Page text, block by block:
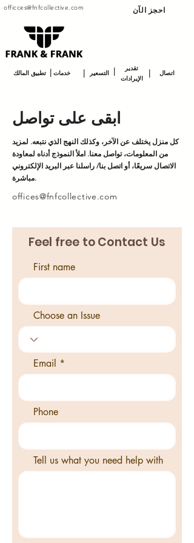
officces@fnfcollective.com
تطبيق المالك خدمات التسعير
احجز الآن
تقدير
الإيرادات
اتصال
ابقى على تواصل
كل منزل يختلف عن الآخر، وكذلك النهج الذي نتبعه. لمزيد
من المعلومات، تواصل معنا. املأ النموذج أدناه لمعاودة
الاتصال سريعًا، أو اتصل بنا/ راسلنا عبر البريد الإلكتروني
مباشرة.
offices@fnfcollective.com
Feel free to Contact Us
First name
Choose an Issue
Email
Phone
Tell us what you need help with